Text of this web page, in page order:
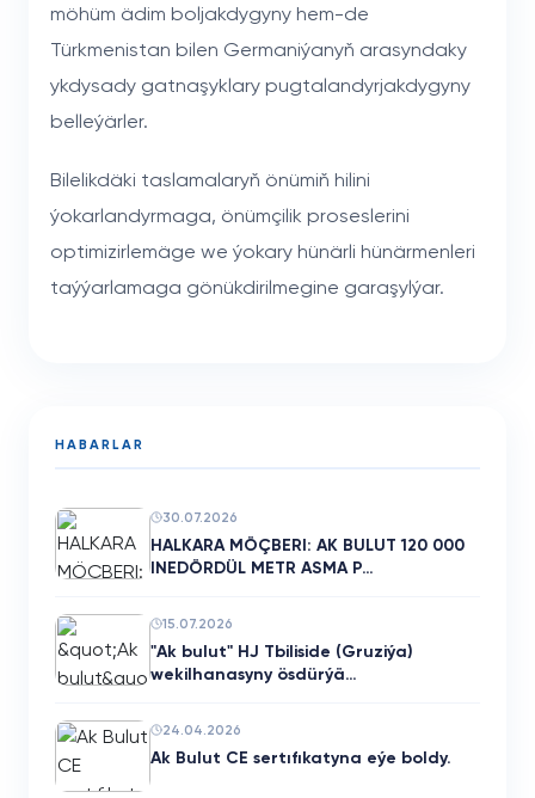
möhüm ädim boljakdygyny hem-de
Türkmenistan bilen Germaniýanyň arasyndaky
ykdysady gatnaşyklary pugtalandyrjakdygyny
belleýärler.
Bilelikdäki taslamalaryň önümiň hilini
ýokarlandyrmaga, önümçilik proseslerini
optimizirlemäge we ýokary hünärli hünärmenleri
taýýarlamaga gönükdirilmegine garaşylýar.
HABARLAR
30.07.2026
HALKARA MÖÇBERI: AK BULUT 120 000
INEDÖRDÜL METR ASMA P…
15.07.2026
"Ak bulut" HJ Tbiliside (Gruziýa)
wekilhanasyny ösdürýä…
24.04.2026
Ak Bulut CE sertıfıkatyna eýe boldy.